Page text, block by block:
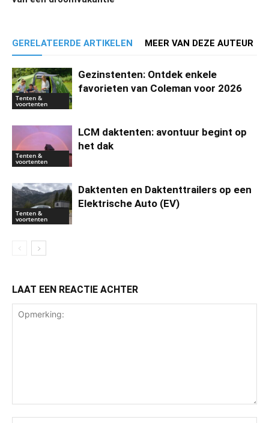
GERELATEERDE ARTIKELEN MEER VAN DEZE AUTEUR
Tenten &
voortenten
Gezinstenten: Ontdek enkele
favorieten van Coleman voor 2026
Tenten &
voortenten
LCM daktenten: avontuur begint op
het dak
Tenten &
voortenten
Daktenten en Daktenttrailers op een
Elektrische Auto (EV)
LAAT EEN REACTIE ACHTER